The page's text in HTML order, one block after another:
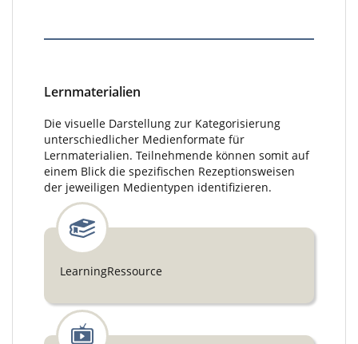
Lernmaterialien
Die visuelle Darstellung zur Kategorisierung
unterschiedlicher Medienformate für
Lernmaterialien. Teilnehmende können somit auf
einem Blick die spezifischen Rezeptionsweisen
der jeweiligen Medientypen identifizieren.
LearningRessource